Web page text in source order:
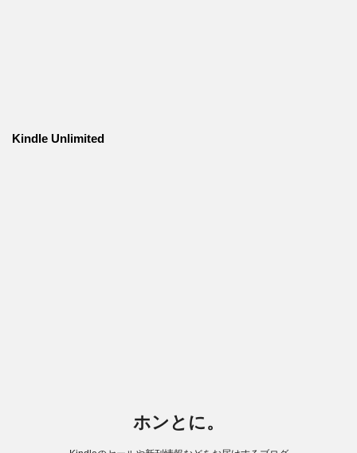
Kindle Unlimited
ホンとに。